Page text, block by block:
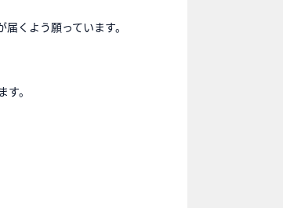
くよう願っています。
。